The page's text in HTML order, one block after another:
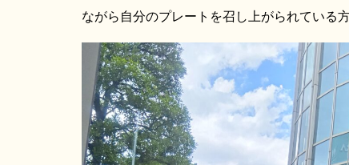
ながら自分のプレートを召し上がられている